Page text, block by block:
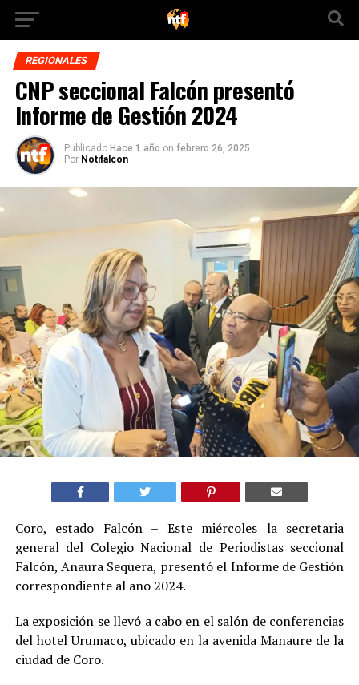
REGIONALES
CNP seccional Falcón presentó
Informe de Gestión 2024
Publicado Hace 1 año on febrero 26, 2025
Por Notifalcon
Coro, estado Falcón – Este miércoles la secretaria
general del Colegio Nacional de Periodistas seccional
Falcón, Anaura Sequera, presentó el Informe de Gestión
correspondiente al año 2024.
La exposición se llevó a cabo en el salón de conferencias
del hotel Urumaco, ubicado en la avenida Manaure de la
ciudad de Coro.